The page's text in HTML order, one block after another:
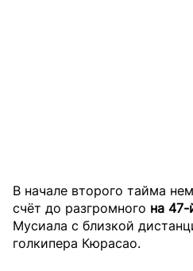
В начале второго тайма
счёт до разгромного на
Мусиала с близкой
голкипера Кюрасао.